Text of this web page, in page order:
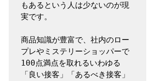
もあるという人は少ないのが現
実です。
商品知識が豊富で、社内のロー
プレやミステリーショッパーで
100点満点を取れるいわゆる
「良い接客」「あるべき接客」